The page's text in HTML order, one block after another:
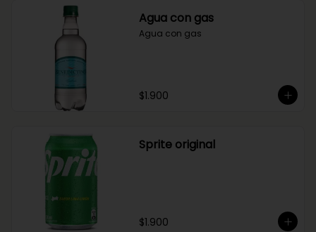
Agua con gas
Agua con gas
$1.900
Sprite original
$1.900